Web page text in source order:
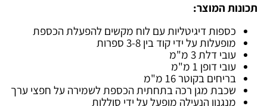
תכונות המוצר:
כספות דיגיטליות עם לוח מקשים להפעלת הכספת
מופעלות על ידי קוד בין 3-8 ספרות
עובי דלת 3 מ"מ
עובי דופן 1 מ"מ
בריחים בקוטר 16 מ"מ
שכבת מגן רכה בתחתית הכספת לשמירה על חפצי ערך
מנגנון הנעילה מופעל על ידי סוללות